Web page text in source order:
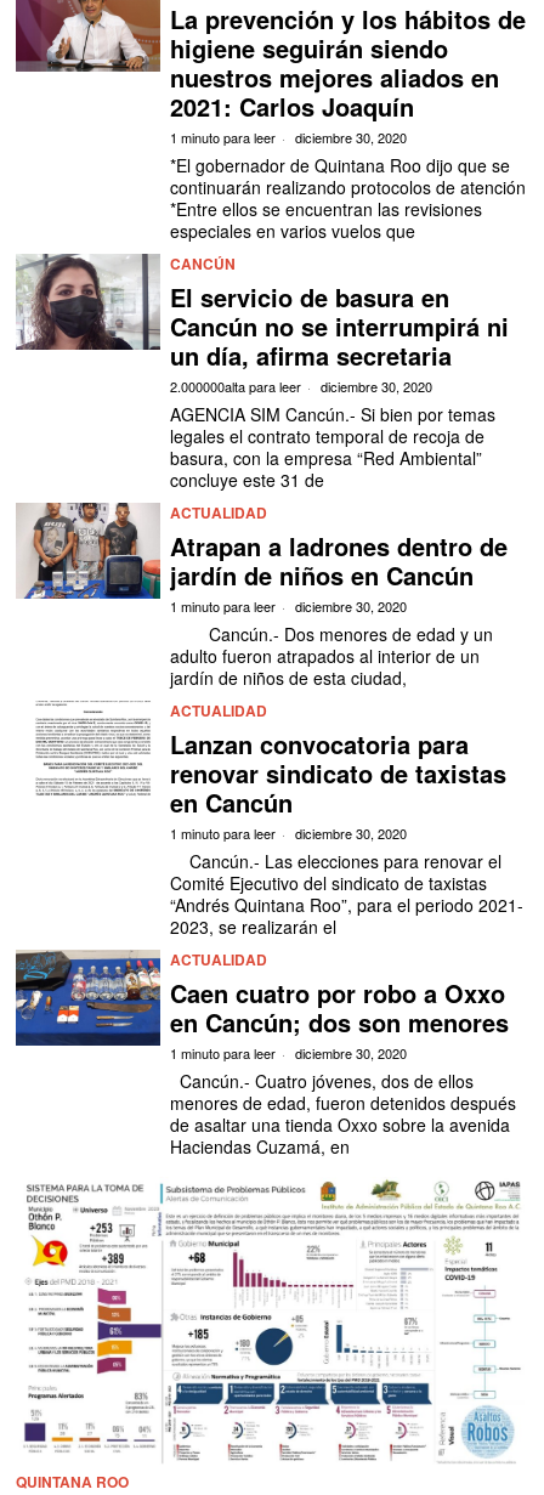
La prevención y los hábitos de
higiene seguirán siendo
nuestros mejores aliados en
2021: Carlos Joaquín
1 minuto para leer diciembre 30, 2020
*El gobernador de Quintana Roo dijo que se
continuarán realizando protocolos de atención
*Entre ellos se encuentran las revisiones
especiales en varios vuelos que
CANCÚN
El servicio de basura en
Cancún no se interrumpirá ni
un día, afirma secretaria
2.000000alta para leer diciembre 30, 2020
AGENCIA SIM Cancún.- Si bien por temas
legales el contrato temporal de recoja de
basura, con la empresa “Red Ambiental”
concluye este 31 de
ACTUALIDAD
Atrapan a ladrones dentro de
jardín de niños en Cancún
1 minuto para leer diciembre 30, 2020
Cancún.- Dos menores de edad y un
adulto fueron atrapados al interior de un
jardín de niños de esta ciudad,
ACTUALIDAD
Lanzan convocatoria para
renovar sindicato de taxistas
en Cancún
1 minuto para leer diciembre 30, 2020
Cancún.- Las elecciones para renovar el
Comité Ejecutivo del sindicato de taxistas
“Andrés Quintana Roo”, para el periodo 2021-
2023, se realizarán el
ACTUALIDAD
Caen cuatro por robo a Oxxo
en Cancún; dos son menores
1 minuto para leer diciembre 30, 2020
Cancún.- Cuatro jóvenes, dos de ellos
menores de edad, fueron detenidos después
de asaltar una tienda Oxxo sobre la avenida
Haciendas Cuzamá, en
QUINTANA ROO